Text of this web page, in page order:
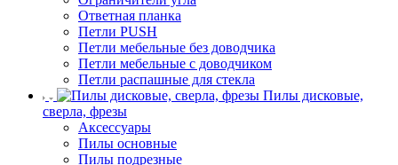
Ответная планка
Петли PUSH
Петли мебельные без доводчика
Петли мебельные с доводчиком
Петли распашные для стекла
Пилы дисковые,
сверла, фрезы
Аксессуары
Пилы основные
Пилы подрезные